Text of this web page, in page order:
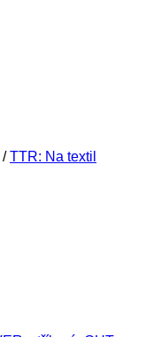
/ TTR: Na textil